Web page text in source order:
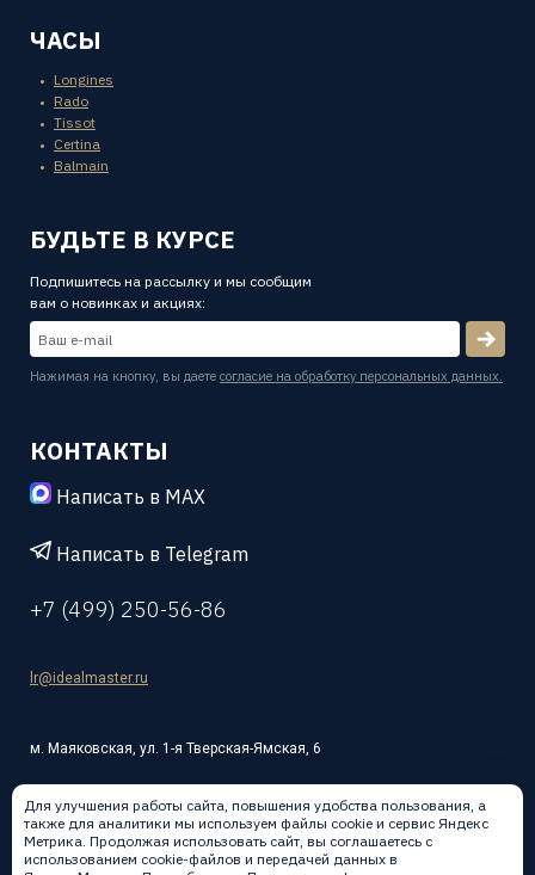
ЧАСЫ
Longines
Rado
Tissot
Certina
Balmain
БУДЬТЕ В КУРСЕ
Подпишитесь на рассылку и мы сообщим
вам о новинках и акциях:
Нажимая на кнопку, вы даете согласие на обработку персональных данных.
КОНТАКТЫ
Написать в MAX
Написать в Telegram
+7 (499) 250-56-86
lr@idealmaster.ru
м. Маяковская, ул. 1-я Тверская-Ямская, 6
Для улучшения работы сайта, повышения удобства пользования, а
также для аналитики мы используем файлы cookie и сервис Яндекс
Метрика. Продолжая использовать сайт, вы соглашаетесь с
использованием cookie-файлов и передачей данных в